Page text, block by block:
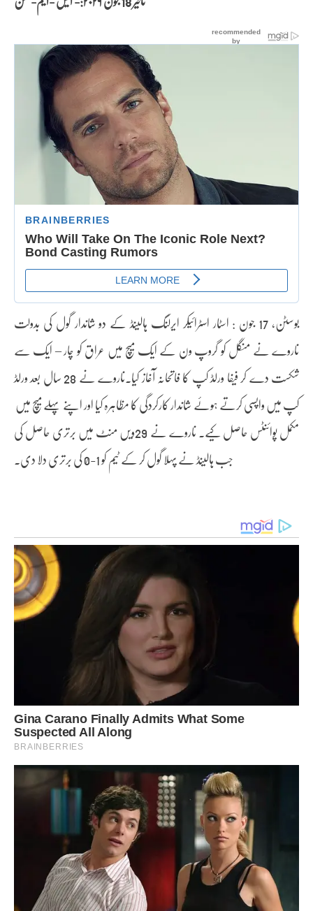
بوسٹن، 17 جون : اسٹار اسٹرائیکر ایرلنگ ہالینڈ کے دو شاندار گول کی بدولت
ناروے نے منگل کو گروپ ون کے ایک میچ میں عراق کو چار – ایک سے
شکست دے کر فیفا ورلڈ کپ کا فاتحانہ آغاز کیا۔ناروے نے 28 سال بعد ورلڈ
کپ میں واپسی کرتے ہوئے شاندار کارکردگی کا مظاہرہ کیا اور اپنے پہلے میچ میں
مکمل پوائنٹس حاصل کیے۔ ناروے نے 29ویں منٹ میں برتری حاصل کی
جب ہالینڈ نے پہلا گول کر کے ٹیم کو 1-0 کی برتری دلا دی۔